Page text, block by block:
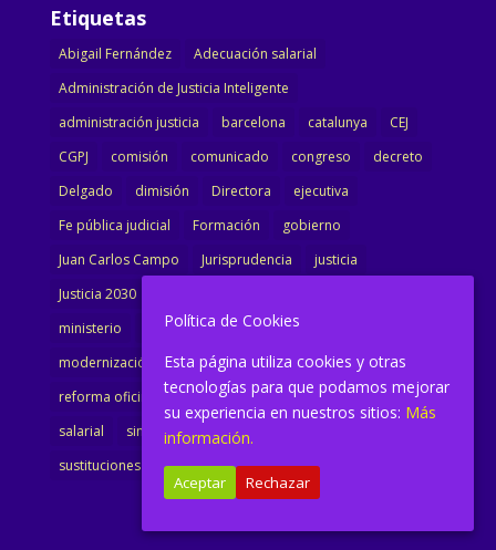
Etiquetas
Abigail Fernández
Adecuación salarial
Administración de Justicia Inteligente
administración justicia
barcelona catalunya
CEJ
CGPJ
comisión comunicado congreso
decreto
Delgado
dimisión Directora
ejecutiva
Fe pública judicial
Formación
gobierno
Juan Carlos Campo
Jurisprudencia
justicia
Justicia 2030
ministerio
Ministra Justicia
Ministro de Justicia
modernización
noticias Portavoz
reforma
reforma oficina
renovación retribuciones
reunión
salarial
sindicalismo sindicato
sustituciones
Textualización Transcripciones
Política de Cookies
Esta página utiliza cookies y otras
tecnologías para que podamos mejorar
su experiencia en nuestros sitios: Más
información.
Aceptar Rechazar